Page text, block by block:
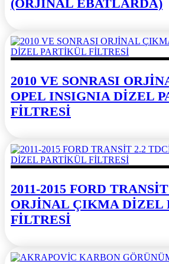
(ORJİNAL EBATLARDA)
2010 VE SONRASI
OPEL INSIGNIA DİZEL
FİLTRESİ
2011-2015 FORD
ORJİNAL ÇIKMA DİZEL
FİLTRESİ